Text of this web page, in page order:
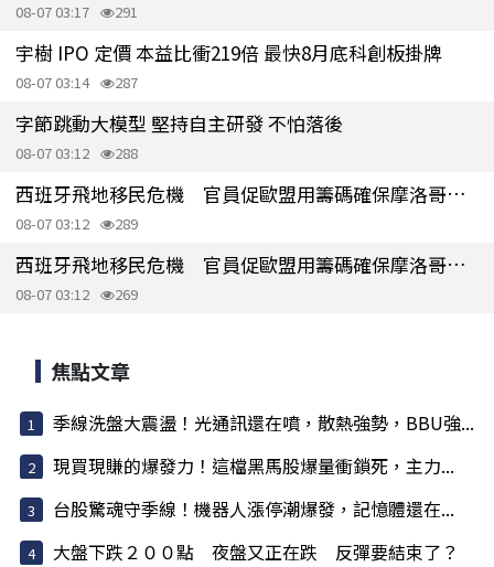
08-07 03:17 291
宇樹 IPO 定價 本益比衝219倍 最快8月底科創板掛牌
08-07 03:14 287
字節跳動大模型 堅持自主研發 不怕落後
08-07 03:12 288
西班牙飛地移民危機 官員促歐盟用籌碼確保摩洛哥配合
08-07 03:12 289
西班牙飛地移民危機 官員促歐盟用籌碼確保摩洛哥配合
08-07 03:12 269
焦點文章
季線洗盤大震盪！光通訊還在噴，散熱強勢，BBU強...
現買現賺的爆發力！這檔黑馬股爆量衝鎖死，主力...
台股驚魂守季線！機器人漲停潮爆發，記憶體還在...
大盤下跌２００點 夜盤又正在跌 反彈要結束了？